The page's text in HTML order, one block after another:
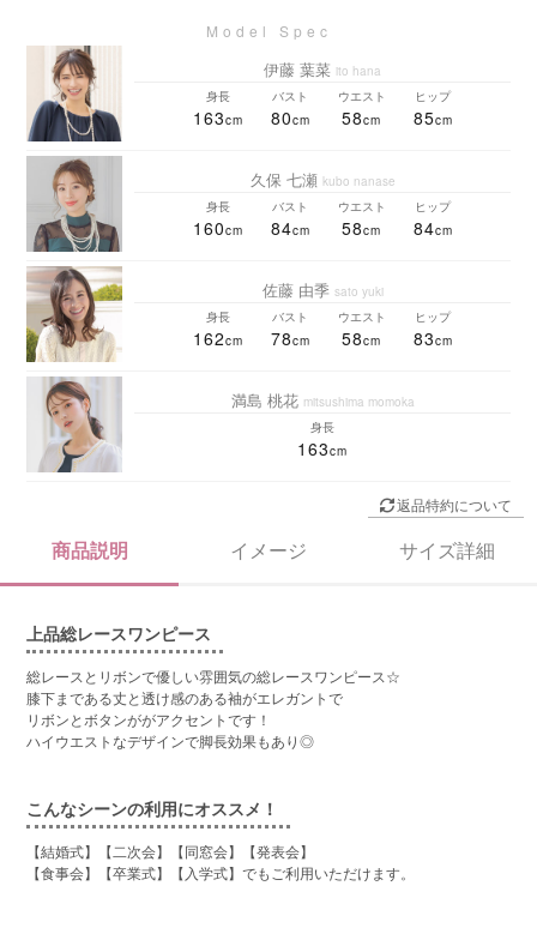
伊藤 葉菜 ito hana
身長
163
バスト
80
ウエスト
58
ヒップ
85
久保 七瀬 kubo nanase
身長
160
バスト
84
ウエスト
58
ヒップ
84
佐藤 由季 sato yuki
身長
162
バスト
78
ウエスト
58
ヒップ
83
満島 桃花 mitsushima momoka
身長
163
返品特約について
商品説明 イメージ サイズ詳細
上品総レースワンピース
総レースとリボンで優しい雰囲気の総レースワンピース☆
膝下まである丈と透け感のある袖がエレガントで
リボンとボタンががアクセントです！
ハイウエストなデザインで脚長効果もあり◎
こんなシーンの利用にオススメ！
【結婚式】【二次会】【同窓会】【発表会】
【食事会】【卒業式】【入学式】でもご利用いただけます。